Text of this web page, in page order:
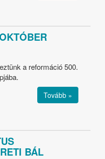
a reformáció 500.
Tovább »
BÁL